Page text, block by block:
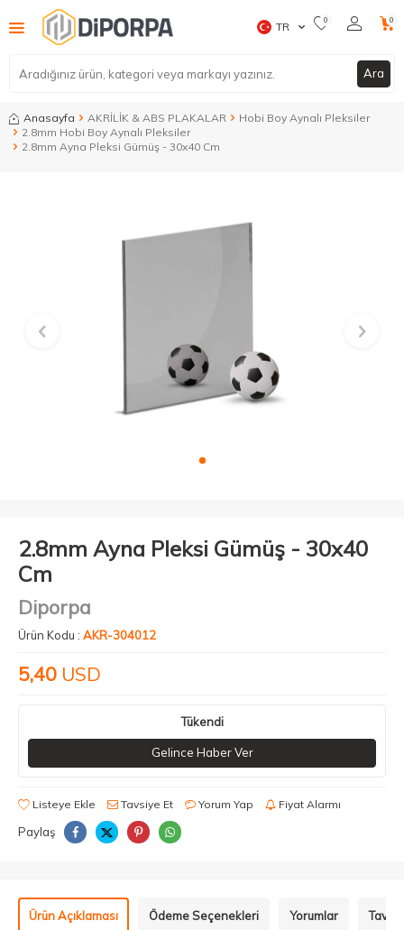
Ara
TR 0 0
Anasayfa AKRİLİK & ABS PLAKALAR
Hobi Boy Aynalı Pleksiler
2.8mm Hobi Boy Aynalı Pleksiler
2.8mm Ayna Pleksi Gümüş - 30x40 Cm
2.8mm Ayna Pleksi Gümüş - 30x40
Cm
Diporpa
Ürün Kodu : AKR-304012
5,40 USD
Tükendi
Gelince Haber Ver
Listeye Ekle Tavsiye Et Yorum Yap Fiyat Alarmı
Paylaş
Ürün Açıklaması Ödeme Seçenekleri Yorumlar